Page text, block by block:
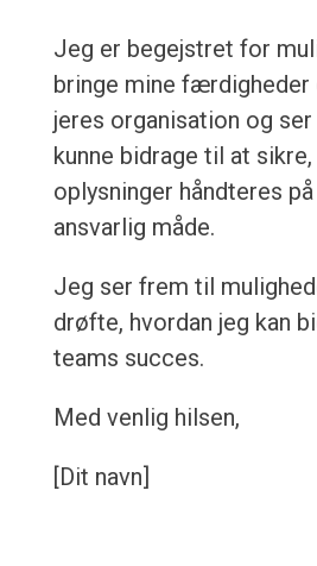
Jeg er begejstret for
bringe mine
jeres organisation og
kunne bidrage til at
oplysninger håndteres
ansvarlig måde.
Jeg ser frem til
drøfte, hvordan jeg kan
teams succes.
Med venlig hilsen,
[Dit navn]